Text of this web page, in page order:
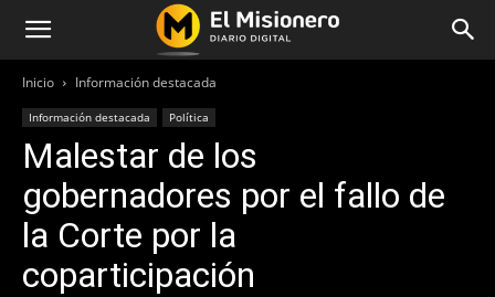
Inicio Información destacada
Información destacada Política
Malestar de los
gobernadores por el fallo de
la Corte por la
coparticipación